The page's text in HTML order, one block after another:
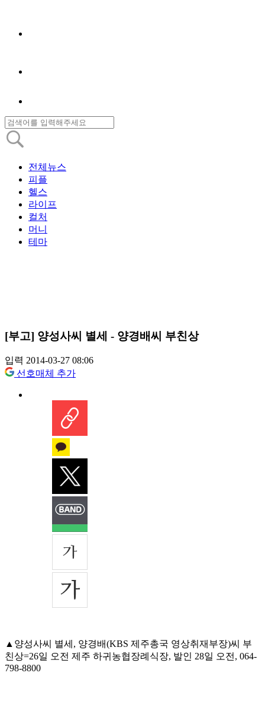
전체뉴스
피플
헬스
라이프
컬처
머니
테마
[부고] 양성사씨 별세 - 양경배씨 부친상
입력 2014-03-27 08:06
선호매체 추가
▲양성사씨 별세, 양경배(KBS 제주총국 영상취재부장)씨 부
친상=26일 오전 제주 하귀농협장례식장, 발인 28일 오전, 064-
798-8800